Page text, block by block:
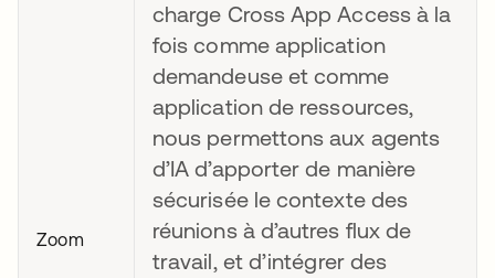
Zoom
charge Cross App Access à la
fois comme application
demandeuse et comme
application de ressources,
nous permettons aux agents
d’IA d’apporter de manière
sécurisée le contexte des
réunions à d’autres flux de
travail, et d’intégrer des